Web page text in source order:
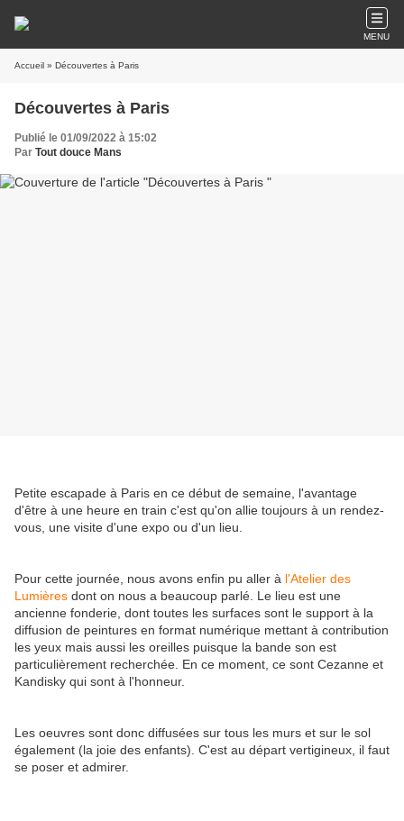
MENU
Accueil » Découvertes à Paris
Découvertes à Paris
Publié le 01/09/2022 à 15:02
Par Tout douce Mans
Petite escapade à Paris en ce début de semaine, l'avantage
d'être à une heure en train c'est qu'on allie toujours à un rendez-
vous, une visite d'une expo ou d'un lieu.
Pour cette journée, nous avons enfin pu aller à l'Atelier des
Lumières dont on nous a beaucoup parlé. Le lieu est une
ancienne fonderie, dont toutes les surfaces sont le support à la
diffusion de peintures en format numérique mettant à contribution
les yeux mais aussi les oreilles puisque la bande son est
particulièrement recherchée. En ce moment, ce sont Cezanne et
Kandisky qui sont à l'honneur.
Les oeuvres sont donc diffusées sur tous les murs et sur le sol
également (la joie des enfants). C'est au départ vertigineux, il faut
se poser et admirer.